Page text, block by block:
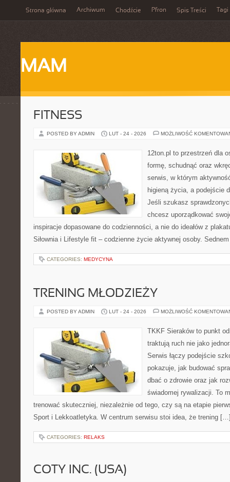
Strona główna Archiwum Chodźcie Pfron Spis Treści Tagi
MAM
FITNESS
POSTED BY ADMIN LUT - 24 - 2026 MOŻLIWOŚĆ
12ton.pl to przestrzeń dla
formę, schudnąć oraz
serwis, w którym
higieną życia, a podejście
Jeśli szukasz
chcesz uporządkować
inspiracje dopasowane do codzienności, a nie do ideałów z
Siłownia i Lifestyle fit – codzienne życie aktywnej osoby.
CATEGORIES: MEDYCYNA
TRENING MŁODZIEŻY
POSTED BY ADMIN LUT - 24 - 2026 MOŻLIWOŚĆ
TKKF Sieraków to punkt
traktują ruch nie jako
Serwis łączy podejście
pokazuje, jak budować
dbać o zdrowie oraz jak
świadomej rywalizacji. To
trenować skuteczniej, niezależnie od tego, czy są na etapie
Sport i Lekkoatletyka. W centrum serwisu stoi idea, że trening
CATEGORIES: RELAKS
COTY INC. (USA)